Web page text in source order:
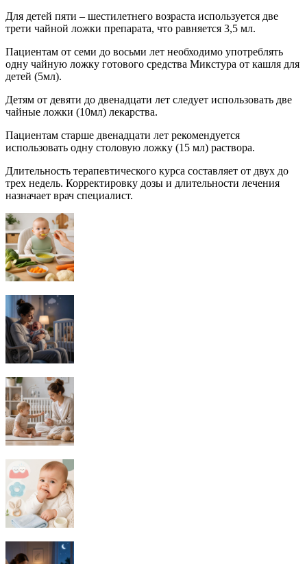
Для детей пяти – шестилетнего возраста используется две
трети чайной ложки препарата, что равняется 3,5 мл.
Пациентам от семи до восьми лет необходимо употреблять
одну чайную ложку готового средства Микстура от кашля для
детей (5мл).
Детям от девяти до двенадцати лет следует использовать две
чайные ложки (10мл) лекарства.
Пациентам старше двенадцати лет рекомендуется
использовать одну столовую ложку (15 мл) раствора.
Длительность терапевтического курса составляет от двух до
трех недель. Корректировку дозы и длительности лечения
назначает врач специалист.